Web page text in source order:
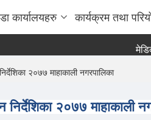
कार्यालयहरु कार्यक्रम तथा
मेडिकल
२०७७ माहाकाली नगरपालिका
२०७७ माहाकाली